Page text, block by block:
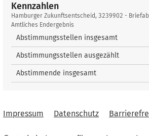
Kennzahlen
Kennzahlen
Hamburger Zukunftsentscheid, 3239902 -
Amtliches Endergebnis
Abstimmungsstellen insgesamt
Abstimmungsstellen ausgezählt
Abstimmende insgesamt
Impressum Datenschutz